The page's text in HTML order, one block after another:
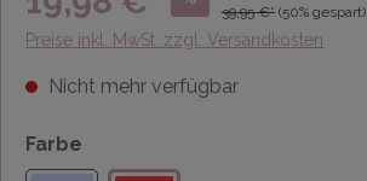
39,95 €* (50% gespart)
Preise inkl. MwSt. zzgl. Versandkosten
Nicht mehr verfügbar
Farbe